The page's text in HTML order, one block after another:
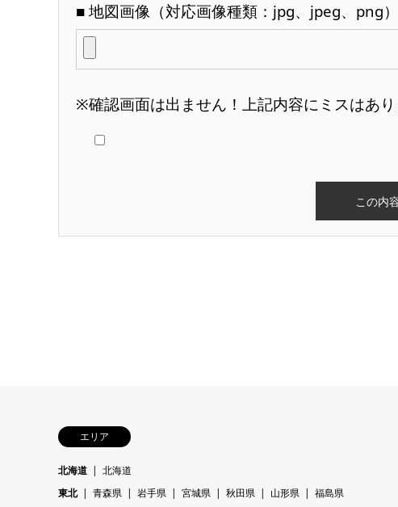
■ 地図画像（対応画像種類：jpg、jpeg、png）
※確認画面は出ません！上記内容にミスはあり
エリア
北海道
北海道
東北
青森県 岩手県 宮城県 秋田県 山形県
福島県